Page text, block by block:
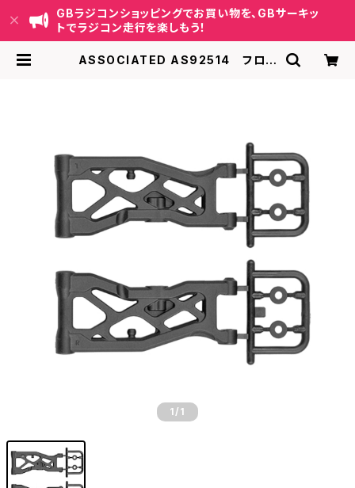
GBラジコンショッピングでお買い物を、GBサーキッ
トでラジコン走行を楽しもう！
ASSOCIATED AS92514 フロン
1 /1